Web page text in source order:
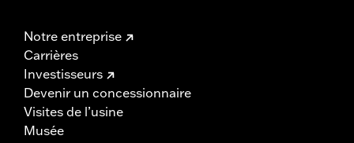
Notre entreprise
Carrières
Investisseurs
Devenir un concessionnaire
Visites de l’usine
Musée